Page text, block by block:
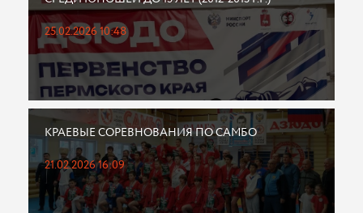
25.02.2026 10:48
КРАЕВЫЕ СОРЕВНОВАНИЯ ПО САМБО
21.02.2026 16:09